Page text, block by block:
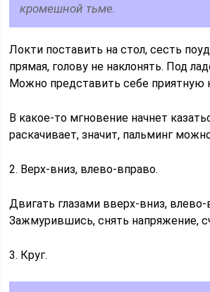
кромешной тьме.
Локти поставить на стол, сесть
прямая, голову не наклонять. Под
Можно представить себе приятную
В какое-то мгновение начнет
раскачивает, значит, пальминг
2. Верх-вниз, влево-вправо.
Двигать глазами вверх-вниз, влево-
Зажмурившись, снять напряжение,
3. Круг.